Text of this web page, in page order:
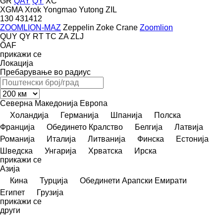
XGMA Xrok Yongmao Yutong ZIL
130 431412
ZOOMLION-MAZ Zeppelin Zoke Crane Zoomlion
QUY QY RT TC ZA ZLJ
ÖAF
прикажи се
Локација
Пребарување во радиус
Северна Македонија Европа
Холандија
Германија Шпанија
Полска
Франција
Обединето Кралство Белгија
Латвија
Романија
Италија Литванија Финска
Естонија
Шведска
Унгарија Хрватска
Ирска
прикажи се
Азија
Кина
Турција
Обединети Арапски Емирати
Египет
Грузија
прикажи се
други